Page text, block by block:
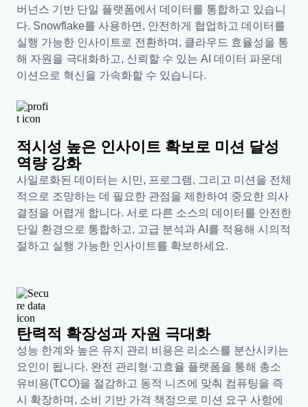
버넌스 기반 단일 플랫폼에서 데이터를 통합하고 있습니
다. Snowflake를 사용하면, 안전하게 협업하고 데이터를
실행 가능한 인사이트로 전환하며, 클라우드 효율성을 통
해 자원을 극대화하고, 신뢰할 수 있는 AI 데이터 파운데
이션으로 혁신을 가속화할 수 있습니다.
적시성 높은 인사이트 확보로 미션 달성
역량 강화
사일로화된 데이터는 시민, 프로그램, 그리고 미션을 전체
적으로 조망하는 데 필요한 관점을 제한하여 중요한 의사
결정을 어렵게 합니다. 서로 다른 소스의 데이터를 안전한
단일 환경으로 통합하고, 고급 분석과 AI를 적용해 시의적
절하고 실행 가능한 인사이트를 확보하세요.
탄력적 확장성과 자원 극대화
성능 한계와 높은 유지 관리 비용은 리소스를 분산시키는
요인이 됩니다. 완전 관리형·고효율 플랫폼을 통해 총소
유비용(TCO)을 절감하고 동적 니즈에 맞춰 컴퓨팅을 즉
시 확장하며, 소비 기반 가격 책정으로 미션 요구 사항에